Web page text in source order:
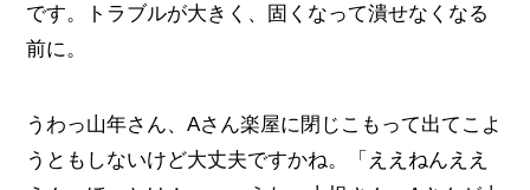
です。トラブルが大きく、固くなって潰せなくなる
前に。
うわっ山年さん、Aさん楽屋に閉じこもって出てこよ
うともしないけど大丈夫ですかね。「ええねんええ